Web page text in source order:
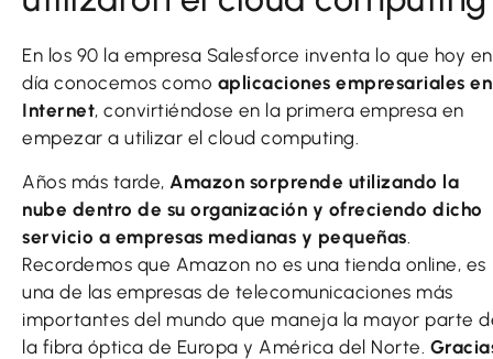
En los 90 la empresa Salesforce inventa lo que hoy en
día conocemos como aplicaciones empresariales en
Internet, convirtiéndose en la primera empresa en
empezar a utilizar el cloud computing.
Años más tarde, Amazon sorprende utilizando la
nube dentro de su organización y ofreciendo dicho
servicio a empresas medianas y pequeñas
Recordemos que Amazon no es una tienda online, es
una de las empresas de telecomunicaciones más
importantes del mundo que maneja la mayor parte
la fibra óptica de Europa y América del Norte.